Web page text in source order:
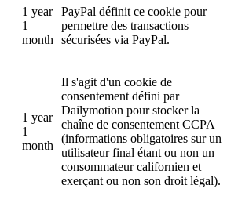
1 year
1
month
PayPal définit ce cookie pour
permettre des transactions
sécurisées via PayPal.
1 year
1
month
Il s'agit d'un cookie de
consentement défini par
Dailymotion pour stocker la
chaîne de consentement CCPA
(informations obligatoires sur un
utilisateur final étant ou non un
consommateur californien et
exerçant ou non son droit légal).